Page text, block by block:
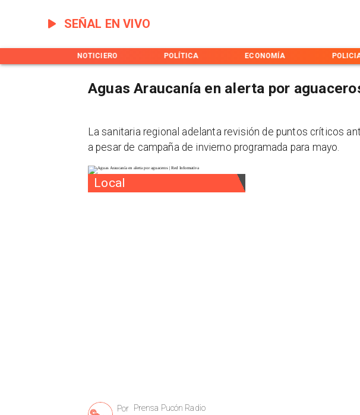
SEÑAL EN VIVO
NOTICIERO POLÍTICA ECONOMÍA
Local
Prensa Pucón Radio
Por
Aguas Araucanía en alerta por
La sanitaria regional adelanta revisión de puntos críticos
a pesar de campaña de invierno programada para mayo.